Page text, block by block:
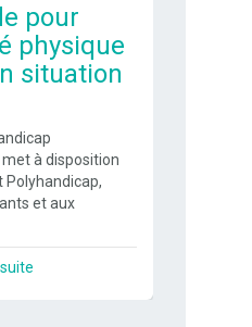
pour
physique
situation
à disposition
Polyhandicap,
et aux